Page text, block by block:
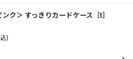
ク＞ すっきりカードケース［t］
)